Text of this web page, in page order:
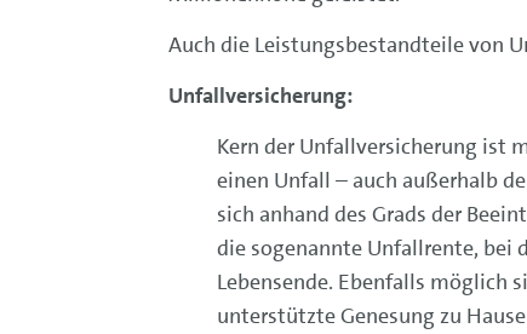
Auch die Leistungsbestandteile von
Unfallversicherung:
Kern der Unfallversicherung ist
einen Unfall – auch außerhalb
sich anhand des Grads der
die sogenannte Unfallrente, bei
Lebensende. Ebenfalls möglich
unterstützte Genesung zu